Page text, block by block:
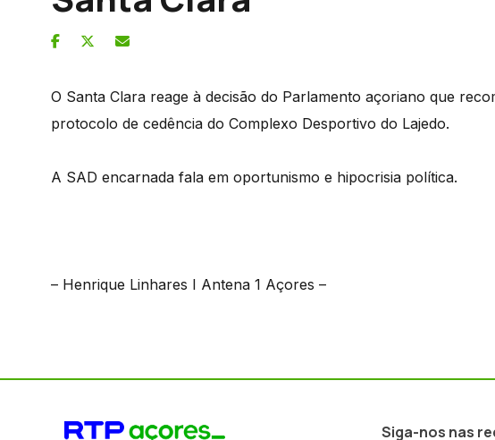
O Santa Clara reage à decisão do Parlamento açoriano que
protocolo de cedência do Complexo Desportivo do Lajedo.
A SAD encarnada fala em oportunismo e hipocrisia política.
– Henrique Linhares I Antena 1 Açores –
Siga-nos nas